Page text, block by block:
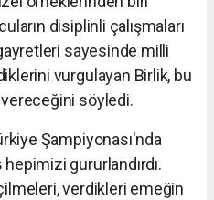
disiplinli çalışmaları
sayesinde milli
vurgulayan Birlik, bu
vereceğini söyledi.
Şampiyonası'nda
gururlandırdı.
verdikleri emeğin